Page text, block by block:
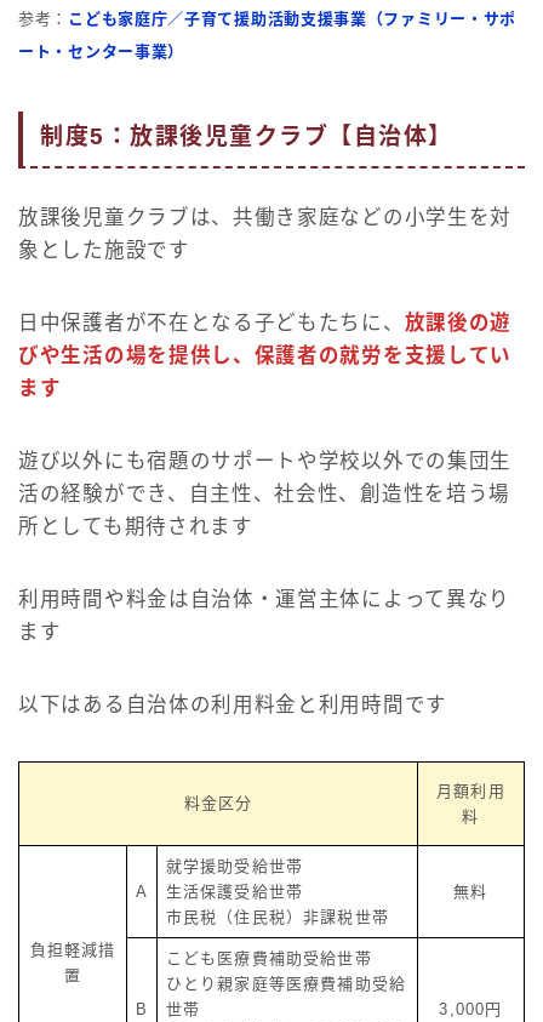
参考： こども家庭庁／子育て援助活動支援事業（ファミリー・サポ
ート・センター事業）
制度5：放課後児童クラブ【自治体】
放課後児童クラブは、共働き家庭などの小学生を対
象とした施設です
日中保護者が不在となる子どもたちに、 放課後の遊
びや生活の場を提供し、保護者の就労を支援してい
ます
遊び以外にも宿題のサポートや学校以外での集団生
活の経験ができ、自主性、社会性、創造性を培う場
所としても期待されます
利用時間や料金は自治体・運営主体によって異なり
ます
以下はある自治体の利用料金と利用時間です
料金区分
月額利用
料
負担軽減措
置
A
就学援助受給世帯
生活保護受給世帯
市民税（住民税）非課税世帯
無料
B
こども医療費補助受給世帯
ひとり親家庭等医療費補助受給
世帯
3,000円